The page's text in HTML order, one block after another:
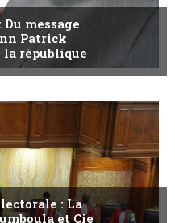
message
Patrick
république
: La
et Cie